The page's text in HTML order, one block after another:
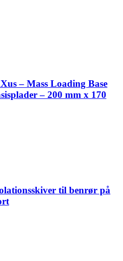
– Mass Loading Base
– 200 mm x 170
til benrør på